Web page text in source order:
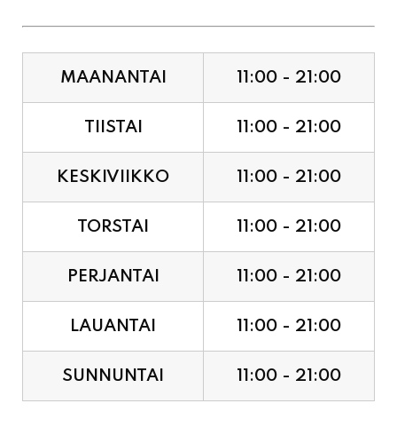
MAANANTAI 11:00 - 21:00
TIISTAI 11:00 - 21:00
KESKIVIIKKO 11:00 - 21:00
TORSTAI 11:00 - 21:00
PERJANTAI 11:00 - 21:00
LAUANTAI 11:00 - 21:00
SUNNUNTAI 11:00 - 21:00